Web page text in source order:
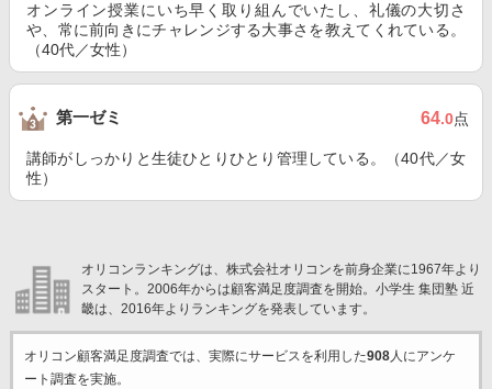
オンライン授業にいち早く取り組んでいたし、礼儀の大切さ
や、常に前向きにチャレンジする大事さを教えてくれている。
（40代／女性）
第一ゼミ 64.0点
講師がしっかりと生徒ひとりひとり管理している。（40代／女
性）
オリコンランキングは、株式会社オリコンを前身企業に1967年より
スタート。2006年からは顧客満足度調査を開始。小学生 集団塾 近
畿は、2016年よりランキングを発表しています。
オリコン顧客満足度調査では、実際にサービスを利用した908人にアンケ
ート調査を実施。